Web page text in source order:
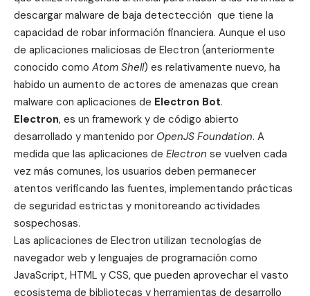
descargar malware de baja detectección que tiene la
capacidad de robar información financiera. Aunque el uso
de aplicaciones maliciosas de Electron (anteriormente
conocido como Atom Shell) es relativamente nuevo, ha
habido un aumento de actores de amenazas que crean
malware con aplicaciones de Electron Bot.
Electron, es un framework y de código abierto
desarrollado y mantenido por OpenJS Foundation. A
medida que las aplicaciones de Electron se vuelven cada
vez más comunes, los usuarios deben permanecer
atentos verificando las fuentes, implementando prácticas
de seguridad estrictas y monitoreando actividades
sospechosas.
Las aplicaciones de Electron utilizan tecnologías de
navegador web y lenguajes de programación como
JavaScript, HTML y CSS, que pueden aprovechar el vasto
ecosistema de bibliotecas y herramientas de desarrollo